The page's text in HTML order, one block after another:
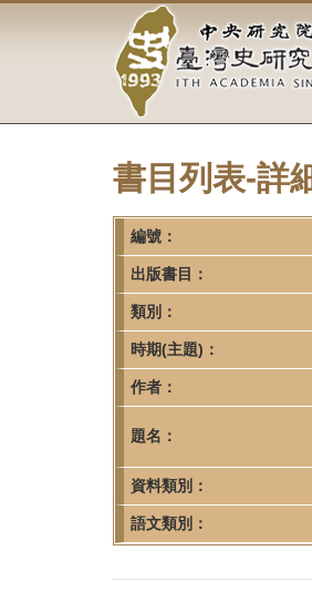
容
中
央
研
究
院-
臺
灣
史
研
究
所-
首
頁
書目列表-詳
編號：
出版書目：
類別：
時期(主題)：
作者：
題名：
資料類別：
語文類別：